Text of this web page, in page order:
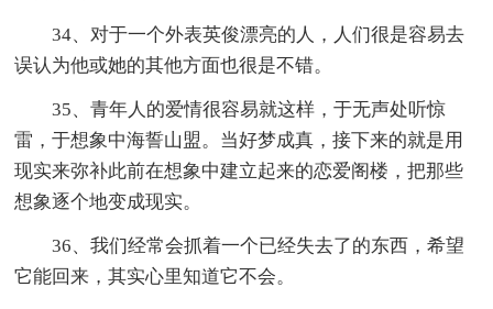
34、对于一个外表英俊漂亮的人，人们很是容易去
误认为他或她的其他方面也很是不错。
35、青年人的爱情很容易就这样，于无声处听惊
雷，于想象中海誓山盟。当好梦成真，接下来的就是用
现实来弥补此前在想象中建立起来的恋爱阁楼，把那些
想象逐个地变成现实。
36、我们经常会抓着一个已经失去了的东西，希望
它能回来，其实心里知道它不会。